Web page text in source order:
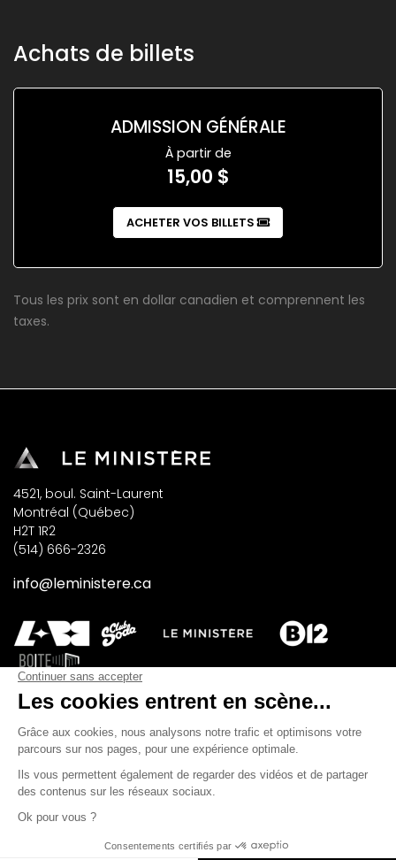
Achats de billets
ADMISSION GÉNÉRALE
À partir de
15,00 $
ACHETER VOS BILLETS
Tous les prix sont en dollar canadien et comprennent les
taxes.
4521, boul. Saint-Laurent
Montréal (Québec)
H2T 1R2
(514) 666-2326
info@leministere.ca
INSCRIVEZ-VOUS À NOTRE INFOLETTRE
M'INSCRIRE